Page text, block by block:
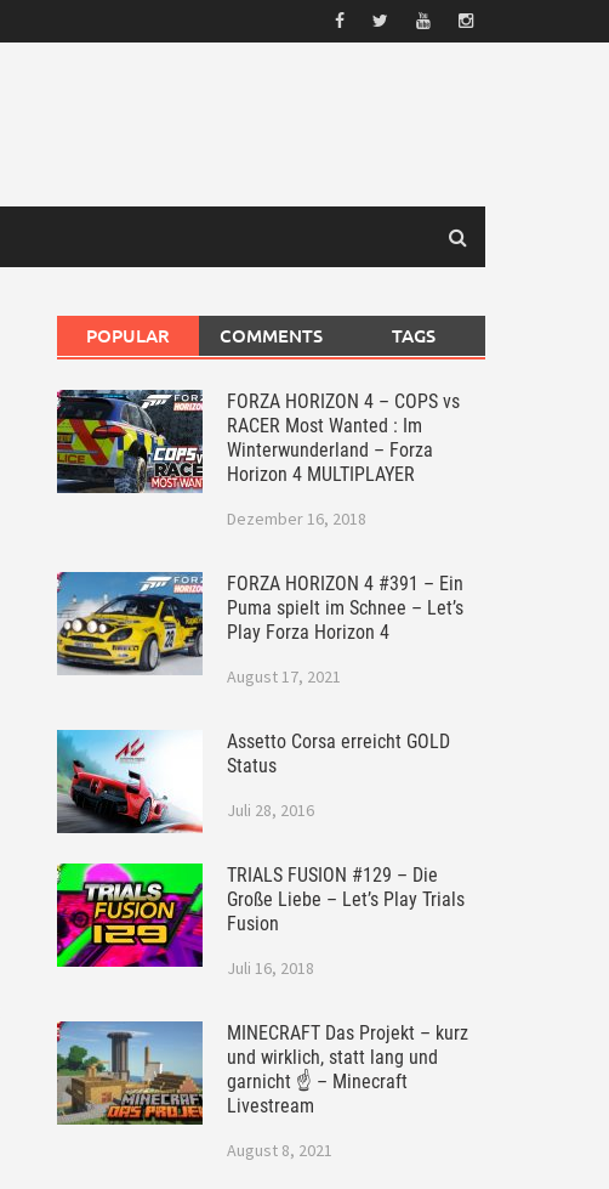
POPULAR COMMENTS TAGS
FORZA HORIZON 4 – COPS vs
RACER Most Wanted : Im
Winterwunderland – Forza
Horizon 4 MULTIPLAYER
Dezember 16, 2018
FORZA HORIZON 4 #391 – Ein
Puma spielt im Schnee – Let’s
Play Forza Horizon 4
August 17, 2021
Assetto Corsa erreicht GOLD
Status
Juli 28, 2016
TRIALS FUSION #129 – Die
Große Liebe – Let’s Play Trials
Fusion
Juli 16, 2018
MINECRAFT Das Projekt – kurz
und wirklich, statt lang und
garnicht ☝ – Minecraft
Livestream
August 8, 2021